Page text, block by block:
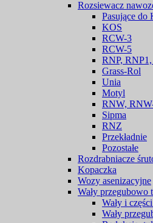
Rozsiewacz
Pasujące do
KOS
RCW-3
RCW-5
RNP,
Grass-Rol
Unia
Motyl
RNW,
Sipma
RNZ
Przekładnie
Pozostałe
Rozdrabniacze
Kopaczka
Wozy asenizacyjne
Wały przegubowo
Wały i
Wały